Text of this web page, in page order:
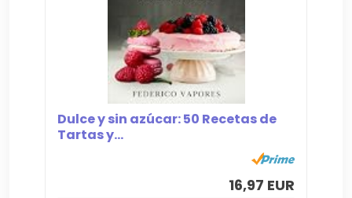
Dulce y sin azúcar: 50 Recetas de
Tartas y...
16,97 EUR